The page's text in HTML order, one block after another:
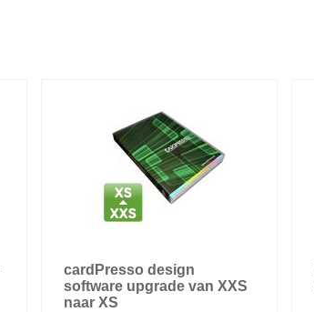
cardPresso design
software upgrade van XXS
naar XS